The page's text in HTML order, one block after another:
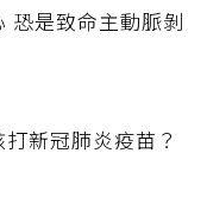
恐是致命主動脈剝
新冠肺炎疫苗？